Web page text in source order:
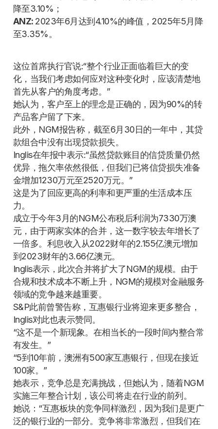
降至3.10%；
ANZ: 2023年6月达到4.10%的峰值，2025年5月降
至3.35%。
这位首席执行官说:“整个行业正面临着巨大的变
化，当我们考虑如何应对这种变化时，应该清楚地
首先从客户的角度考虑。”
她认为，客户至上的理念是正确的，因为90%的转
产品客户留了下来。
此外，NGM报告称，截至6月30日的一年中，其贷
款组合中没有出现贷款损失。
Inglis在年报中表示:“虽然贷款账目的信贷质量仍然
优异，拖欠率依然很低，但我们已将信贷损失准备
金增加1230万元至2520万元。”
这是为了回应更高的利率和更严重的生活成本压
力。
成立于今年3月的NGM公布税后利润为7330万澳
元，由于两家实体的合并，这一数字较去年增长了
一倍多。利息收入从2022财年的2.155亿澳元增加
到2023财年的3.66亿澳元。
Inglis表示，此次合并将扩大了NGM的规模。由于
合规和技术成本不断上升，NGM的规模对金融服务
领域的竞争越来越重要。
S&P此前曾警告称，互惠银行业将迎来更多整合，
Inglis对此也表示赞同。
“这不是一个新现象。在相当长的一段时间内整合常
有发生。”
“5到10年前，澳洲有500家互惠银行，但现在接近
100家。”
她表示，竞争总是充满挑战，但她认为，随着NGM
实施三年整合计划，该公司将走在行业的前列。
她说：“互惠板块的竞争同样激烈，因为我们是更广
泛的银行业的一部分。竞争将非常激烈，但我们在